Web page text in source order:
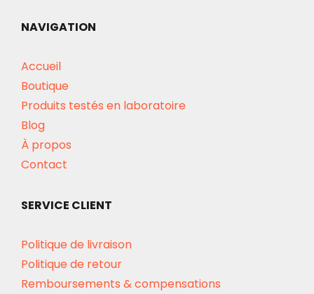
NAVIGATION
Accueil
Boutique
Produits testés en laboratoire
Blog
À propos
Contact
SERVICE CLIENT
Politique de livraison
Politique de retour
Remboursements & compensations